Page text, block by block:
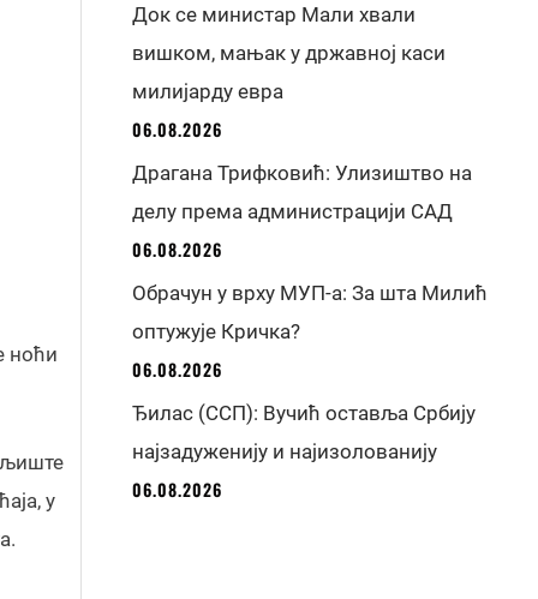
ноћи
у
Док се министар Мали хвали
вишком, мањак у државној каси
милијарду евра
06.08.2026
Драгана Трифковић: Улизиштво на
делу према администрацији САД
06.08.2026
Обрачун у врху МУП-а: За шта Милић
оптужује Кричка?
06.08.2026
Ђилас (ССП): Вучић оставља Србију
најзадуженију и најизолованију
06.08.2026